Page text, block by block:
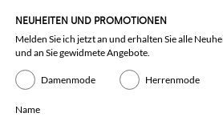
NEUHEITEN UND PROMOTIONEN
Melden Sie ich jetzt an und erhalten Sie alle
und an Sie gewidmete Angebote.
Damenmode Herrenmode
Name